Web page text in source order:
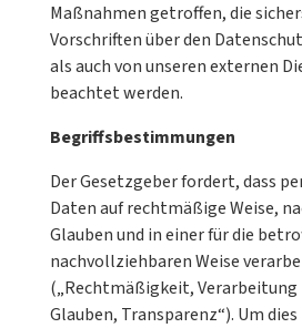
Maßnahmen getroffen, die
Vorschriften über den
als auch von unseren externen
beachtet werden.
Begriffsbestimmungen
Der Gesetzgeber fordert, dass
Daten auf rechtmäßige Weise,
Glauben und in einer für die
nachvollziehbaren Weise
(„Rechtmäßigkeit, Verarbeitung
Glauben, Transparenz“). Um